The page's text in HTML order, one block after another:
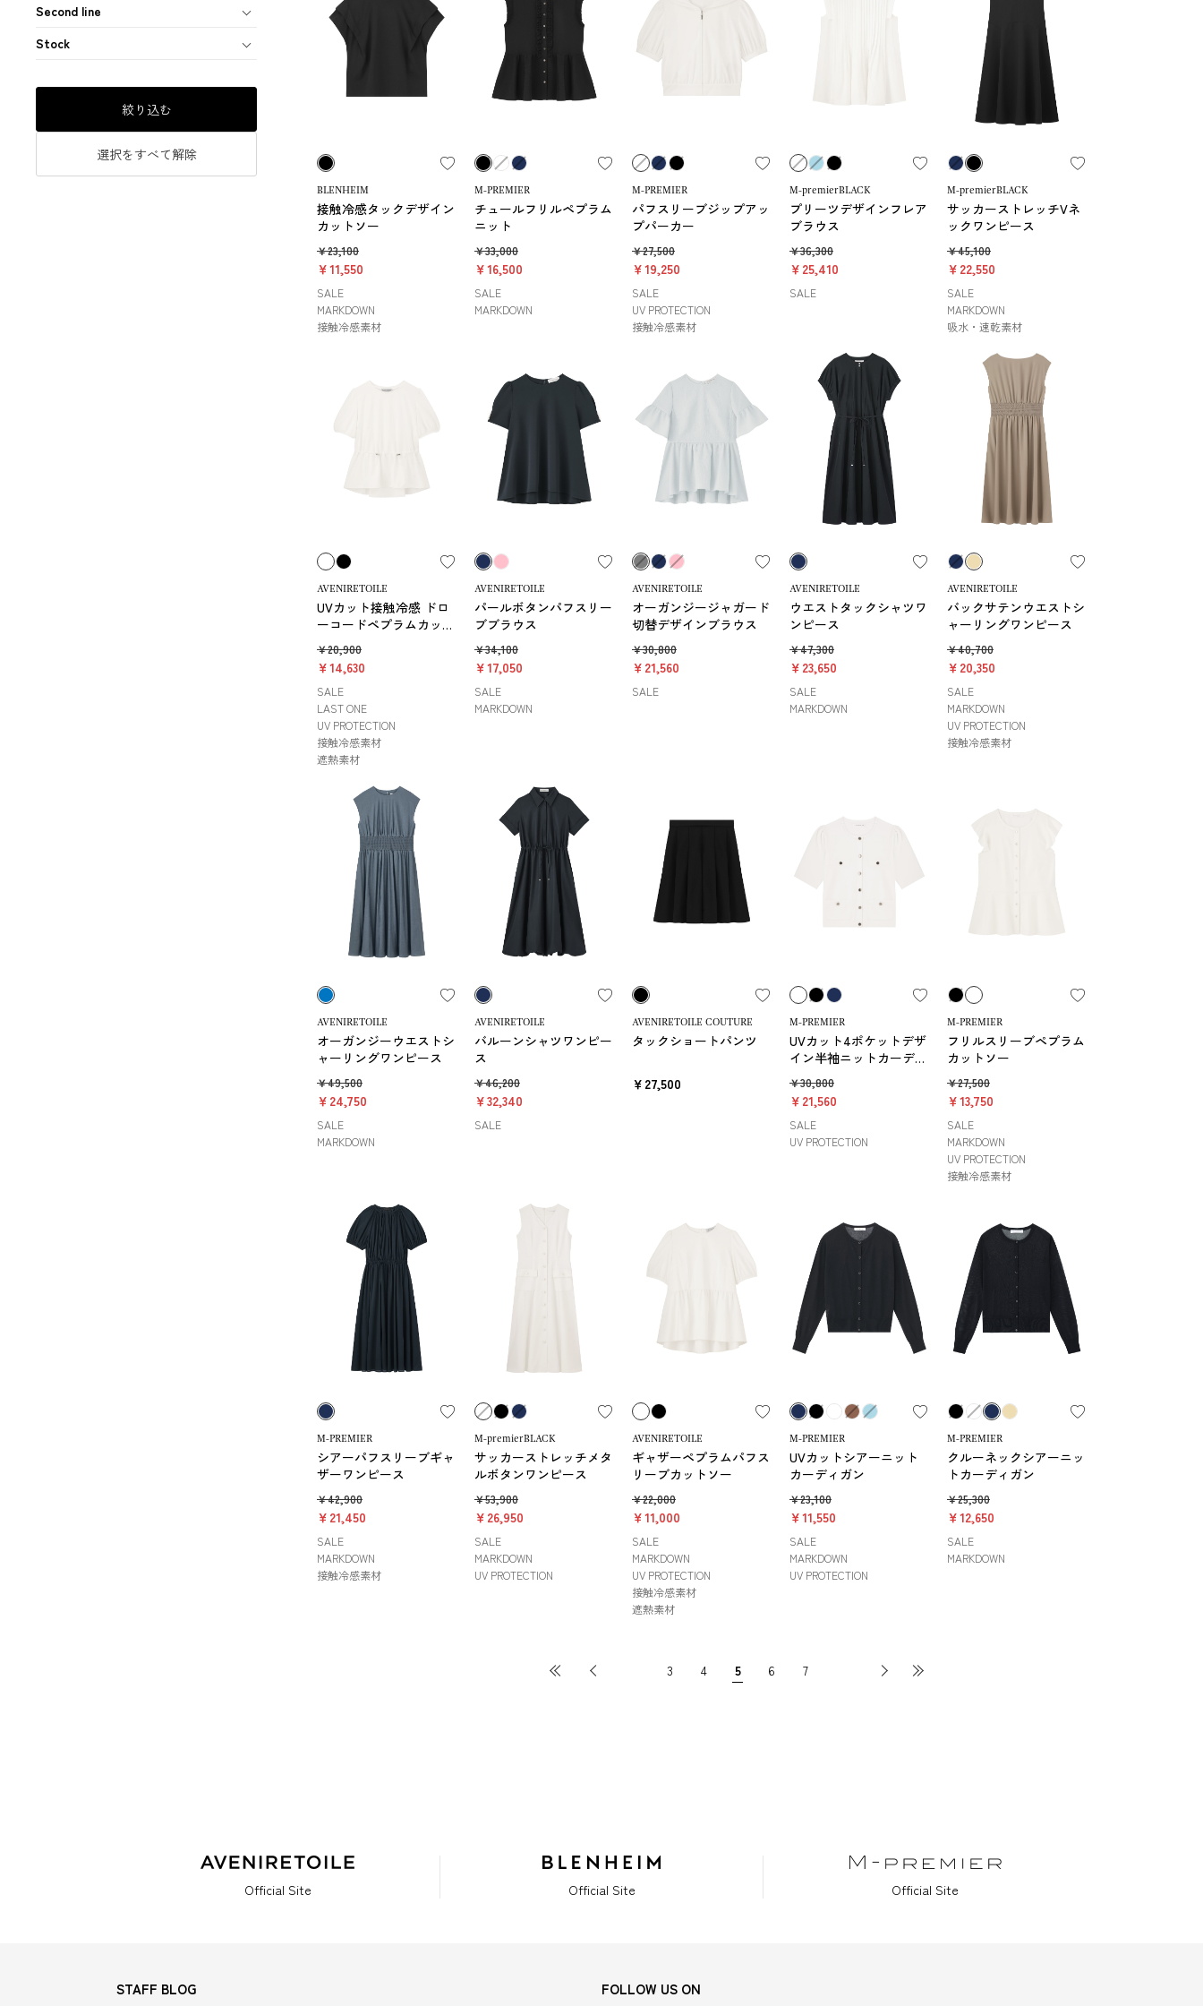
Second line
Stock
絞り込む
選択をすべて解除
BLENHEIM
接触冷感タックデザイン
カットソー
￥23,100
￥11,550
SALE
MARKDOWN
接触冷感素材
M-PREMIER
チュールフリルペプラム
ニット
￥33,000
￥16,500
SALE
MARKDOWN
M-PREMIER
パフスリーブジップアッ
プパーカー
￥27,500
￥19,250
SALE
UV PROTECTION
接触冷感素材
M-premierBLACK
プリーツデザインフレア
ブラウス
￥36,300
￥25,410
SALE
M-premierBLACK
サッカーストレッチVネ
ックワンピース
￥45,100
￥22,550
SALE
MARKDOWN
吸水・速乾素材
AVENIRETOILE
UVカット接触冷感 ドロ
ーコードペプラムカット
ソー
￥20,900
￥14,630
SALE
LAST ONE
UV PROTECTION
接触冷感素材
遮熱素材
AVENIRETOILE
パールボタンパフスリー
ブブラウス
￥34,100
￥17,050
SALE
MARKDOWN
AVENIRETOILE
オーガンジージャガード
切替デザインブラウス
￥30,800
￥21,560
SALE
AVENIRETOILE
ウエストタックシャツワ
ンピース
￥47,300
￥23,650
SALE
MARKDOWN
AVENIRETOILE
バックサテンウエストシ
ャーリングワンピース
￥40,700
￥20,350
SALE
MARKDOWN
UV PROTECTION
接触冷感素材
AVENIRETOILE
オーガンジーウエストシ
ャーリングワンピース
￥49,500
￥24,750
SALE
MARKDOWN
AVENIRETOILE
バルーンシャツワンピー
ス
￥46,200
￥32,340
SALE
AVENIRETOILE COUTURE
タックショートパンツ
￥27,500
M-PREMIER
UVカット4ポケットデザ
イン半袖ニットカーディ
￥30,800
￥21,560
SALE
UV PROTECTION
M-PREMIER
フリルスリーブペプラム
カットソー
￥27,500
￥13,750
SALE
MARKDOWN
UV PROTECTION
接触冷感素材
M-PREMIER
シアーパフスリーブギャ
ザーワンピース
￥42,900
￥21,450
SALE
MARKDOWN
接触冷感素材
M-premierBLACK
サッカーストレッチメタ
ルボタンワンピース
￥53,900
￥26,950
SALE
MARKDOWN
UV PROTECTION
AVENIRETOILE
ギャザーペプラムパフス
リーブカットソー
￥22,000
￥11,000
SALE
MARKDOWN
UV PROTECTION
接触冷感素材
遮熱素材
M-PREMIER
UVカットシアーニット
カーディガン
￥23,100
￥11,550
SALE
MARKDOWN
UV PROTECTION
M-PREMIER
クルーネックシアーニッ
トカーディガン
￥25,300
￥12,650
SALE
MARKDOWN
3 4 5 6 7
Official Site Official Site Official Site
STAFF BLOG FOLLOW US ON